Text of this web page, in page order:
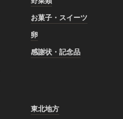
お菓子・スイーツ
卵
感謝状・記念品
東北地方